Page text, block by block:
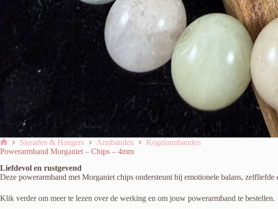
Home
Sieraden & Hangers Armbanden
Kogelarmbanden
Powerarmband Morganiet – Chips – 4mm
Liefdevol en rustgevend
Deze powerarmband met Morganiet chips ondersteunt bij emotionele balans,
Klik verder om meer te lezen over de werking en om jouw powerarmband te bestellen.